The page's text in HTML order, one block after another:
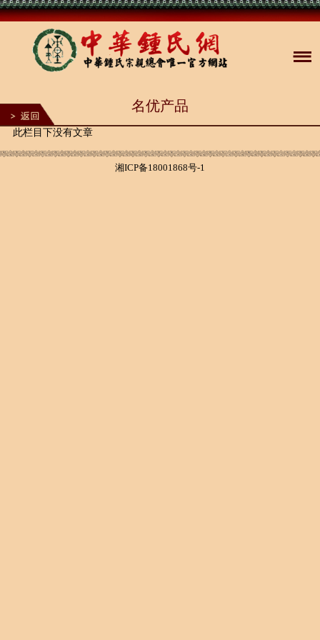
名优产品
此栏目下没有文章
湘ICP备18001868号-1